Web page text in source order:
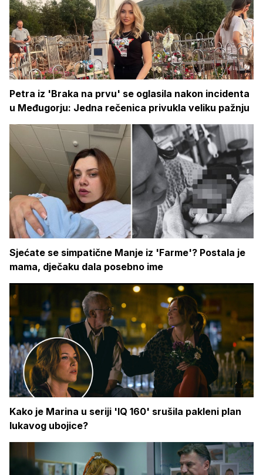
Petra iz 'Braka na prvu' se oglasila nakon incidenta
u Međugorju: Jedna rečenica privukla veliku pažnju
Sjećate se simpatične Manje iz 'Farme'? Postala je
mama, dječaku dala posebno ime
Kako je Marina u seriji 'IQ 160' srušila pakleni plan
lukavog ubojice?